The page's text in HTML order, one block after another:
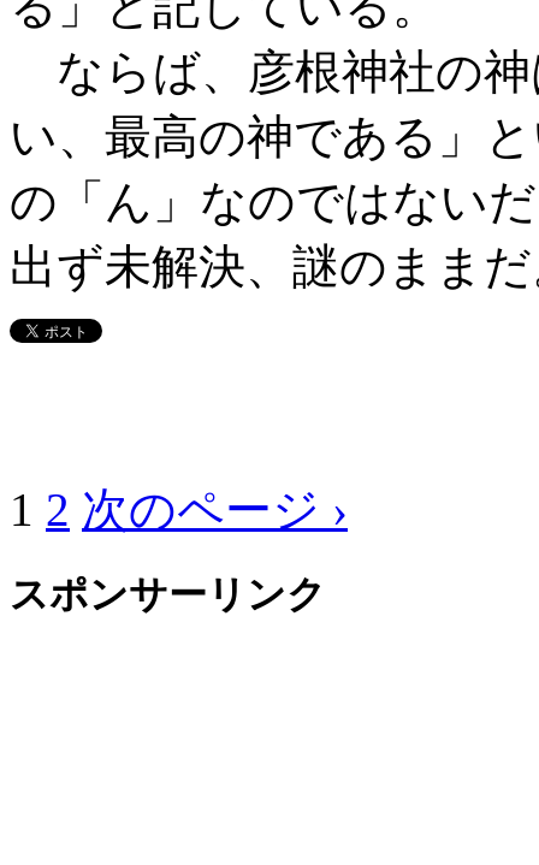
ならば、彦根神社の
い、最高の神である」
の「ん」なのではない
出ず未解決、謎のまま
1 2 次のページ ›
スポンサーリンク